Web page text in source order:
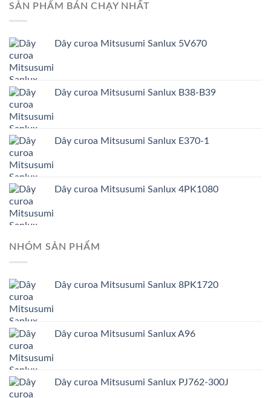
SẢN PHẨM BÁN CHẠY NHẤT
Dây curoa Mitsusumi Sanlux 5V670
Dây curoa Mitsusumi Sanlux B38-B39
Dây curoa Mitsusumi Sanlux E370-1
Dây curoa Mitsusumi Sanlux 4PK1080
NHÓM SẢN PHẨM
Dây curoa Mitsusumi Sanlux 8PK1720
Dây curoa Mitsusumi Sanlux A96
Dây curoa Mitsusumi Sanlux PJ762-300J